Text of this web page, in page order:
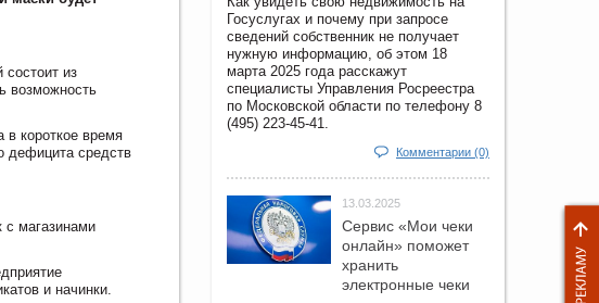
из
возможность
короткое время
дефицита средств
с магазинами
и начинки.
Госуслугах и почему при запросе
сведений собственник не получает
нужную информацию, об этом 18
марта 2025 года расскажут
специалисты Управления Росреестра
по Московской области по телефону 8
(495) 223-45-41.
Комментарии (0)
13.03.2025
Сервис «Мои чеки
онлайн» поможет
хранить
электронные чеки